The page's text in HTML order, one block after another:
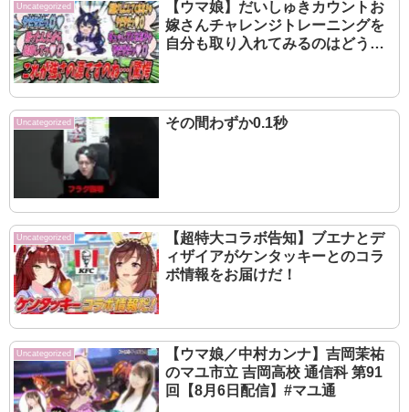
Uncategorized
【ウマ娘】だいしゅきカウントお
嫁さんチャレンジトレーニングを
自分も取り入れてみるのはどうか
ののジェンティルに大差勝ちの成
果を出すヴィルシーナ
Uncategorized その間わずか0.1秒
Uncategorized
【超特大コラボ告知】ブエナとデ
ィザイアがケンタッキーとのコラ
ボ情報をお届けだ！
Uncategorized
【ウマ娘／中村カンナ】吉岡茉祐
のマユ市立 吉岡高校 通信科 第91
回【8月6日配信】#マユ通